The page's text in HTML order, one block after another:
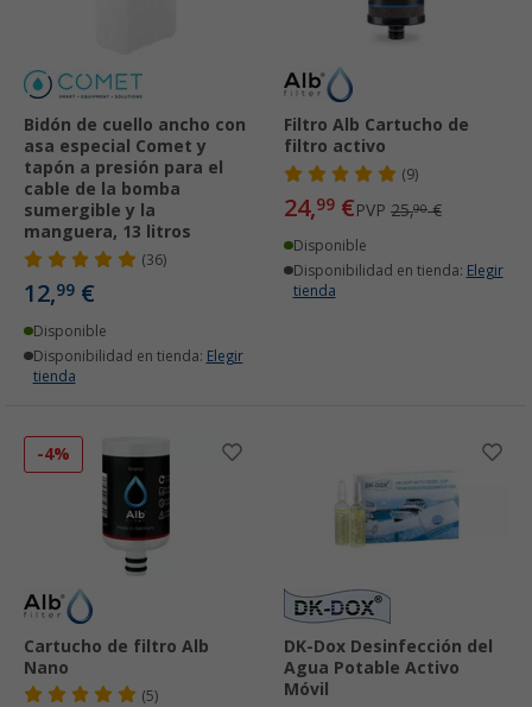
Bidón de cuello ancho con
asa especial Comet y
tapón a presión para el
cable de la bomba
sumergible y la
manguera, 13 litros
(36)
12,99 €
Disponible
Disponibilidad en tienda: Elegir
tienda
Filtro Alb Cartucho de
filtro activo
(9)
24,99 €PVP 25,90€
Disponible
Disponibilidad en tienda: Elegir
tienda
-4%
Cartucho de filtro Alb
Nano
(5)
DK-Dox Desinfección del
Agua Potable Activo
Móvil